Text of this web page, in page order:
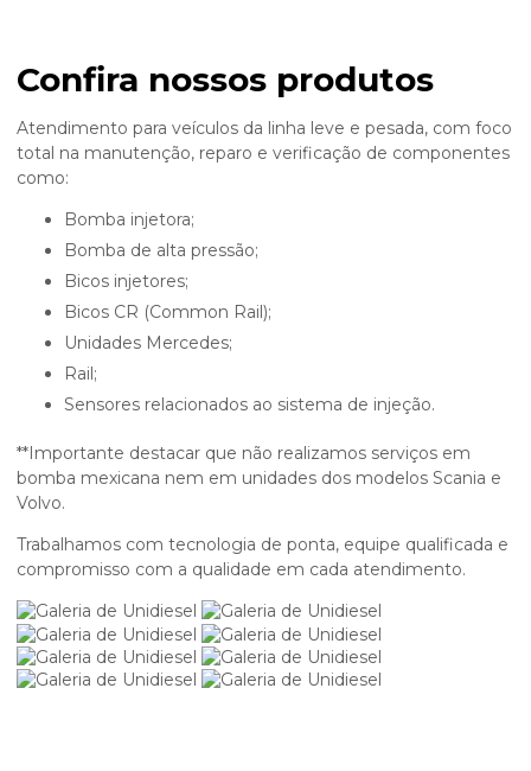
Confira nossos produtos
Atendimento para veículos da linha leve e pesada, com foco
total na manutenção, reparo e verificação de componentes
como:
Bomba injetora;
Bomba de alta pressão;
Bicos injetores;
Bicos CR (Common Rail);
Unidades Mercedes;
Rail;
Sensores relacionados ao sistema de injeção.
**Importante destacar que não realizamos serviços em
bomba mexicana nem em unidades dos modelos Scania e
Volvo.
Trabalhamos com tecnologia de ponta, equipe qualificada e
compromisso com a qualidade em cada atendimento.